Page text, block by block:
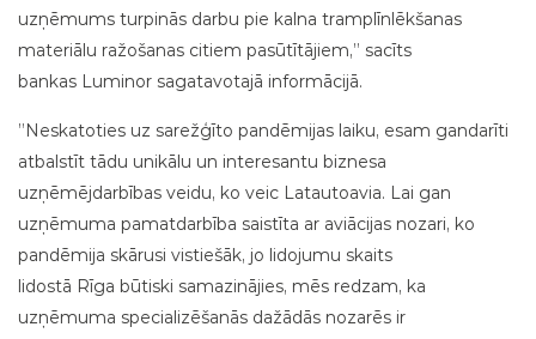
uzņēmums turpinās darbu pie kalna tramplīnlēkšanas
materiālu ražošanas citiem pasūtītājiem,” sacīts
bankas Luminor sagatavotajā informācijā.
”Neskatoties uz sarežģīto pandēmijas laiku, esam gandarīti
atbalstīt tādu unikālu un interesantu biznesa
uzņēmējdarbības veidu, ko veic Latautoavia. Lai gan
uzņēmuma pamatdarbība saistīta ar aviācijas nozari, ko
pandēmija skārusi vistiešāk, jo lidojumu skaits
lidostā Rīga būtiski samazinājies, mēs redzam, ka
uzņēmuma specializēšanās dažādās nozarēs ir